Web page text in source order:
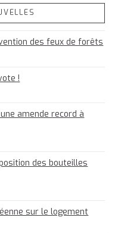
des feux de forêts
!
amende record à
des bouteilles
sur le logement